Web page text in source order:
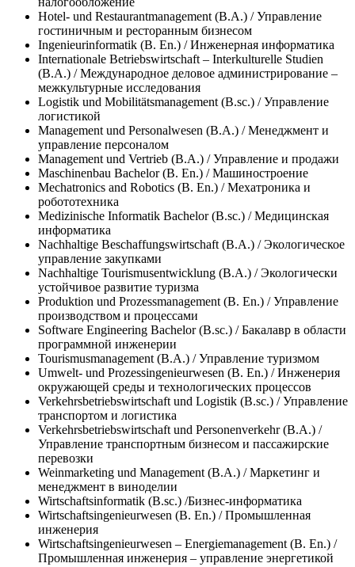
Hotel- und Restaurantmanagement (B.A.) / Управление
гостиничным и ресторанным бизнесом
Ingenieurinformatik (В. En.) / Инженерная информатика
Internationale Betriebswirtschaft – Interkulturelle Studien
(B.A.) / Международное деловое администрирование –
межкультурные исследования
Logistik und Mobilitätsmanagement (B.sc.) / Управление
логистикой
Management und Personalwesen (B.A.) / Менеджмент и
управление персоналом
Management und Vertrieb (B.A.) / Управление и продажи
Maschinenbau Bachelor (В. En.) / Машиностроение
Mechatronics and Robotics (В. En.) / Мехатроника и
робототехника
Medizinische Informatik Bachelor (B.sc.) / Медицинская
информатика
Nachhaltige Beschaffungswirtschaft (B.A.) / Экологическое
управление закупками
Nachhaltige Tourismusentwicklung (B.A.) / Экологически
устойчивое развитие туризма
Produktion und Prozessmanagement (В. En.) / Управление
производством и процессами
Software Engineering Bachelor (B.sc.) / Бакалавр в области
программной инженерии
Tourismusmanagement (B.A.) / Управление туризмом
Umwelt- und Prozessingenieurwesen (В. En.) / Инженерия
окружающей среды и технологических процессов
Verkehrsbetriebswirtschaft und Logistik (B.sc.) / Управление
транспортом и логистика
Verkehrsbetriebswirtschaft und Personenverkehr (B.A.) /
Управление транспортным бизнесом и пассажирские
перевозки
Weinmarketing und Management (B.A.) / Маркетинг и
менеджмент в виноделии
Wirtschaftsinformatik (B.sc.) /Бизнес-информатика
Wirtschaftsingenieurwesen (В. En.) / Промышленная
инженерия
Wirtschaftsingenieurwesen – Energiemanagement (В. En.) /
Промышленная инженерия – управление энергетикой